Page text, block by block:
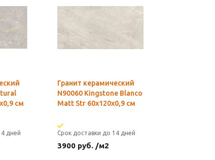
см
дней
Гранит керамический
N90060 Kingstone Blanco
Matt Str 60х120х0,9 см
Срок доставки до 14 дней
3900руб. /м2